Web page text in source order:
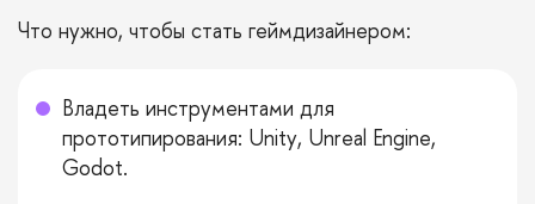
Что нужно, чтобы стать геймдизайнером:
Владеть инструментами для
прототипирования: Unity, Unreal Engine,
Godot.